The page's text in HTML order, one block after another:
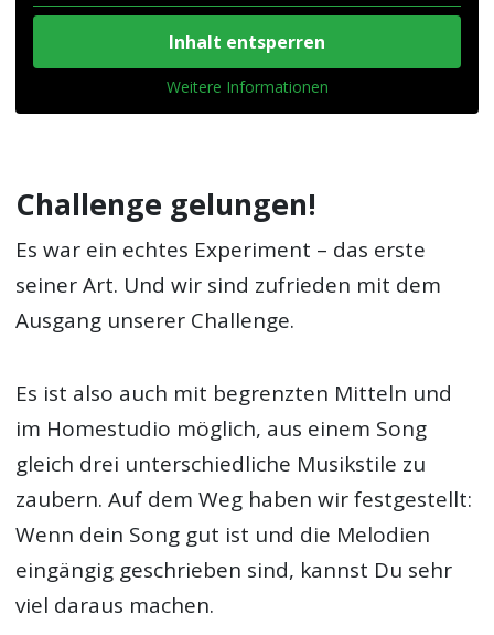
Inhalt entsperren
Weitere Informationen
Challenge gelungen!
Es war ein echtes Experiment – das erste
seiner Art. Und wir sind zufrieden mit dem
Ausgang unserer Challenge.
Es ist also auch mit begrenzten Mitteln und
im Homestudio möglich, aus einem Song
gleich drei unterschiedliche Musikstile zu
zaubern. Auf dem Weg haben wir festgestellt:
Wenn dein Song gut ist und die Melodien
eingängig geschrieben sind, kannst Du sehr
viel daraus machen.